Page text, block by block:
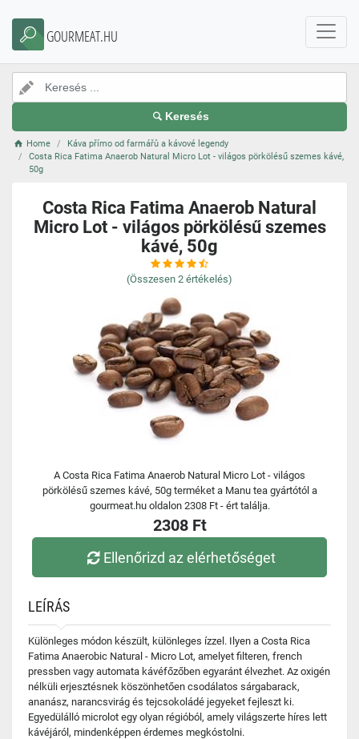
GOURMEAT.HU
Keresés
Home
Káva přímo od farmářů a kávové legendy
Costa Rica Fatima Anaerob Natural Micro Lot - világos pörkölésű szemes kávé,
50g
Costa Rica Fatima Anaerob Natural
Micro Lot - világos pörkölésű szemes
kávé, 50g
(Összesen 2 értékelés)
A Costa Rica Fatima Anaerob Natural Micro Lot - világos
pörkölésű szemes kávé, 50g terméket a Manu tea gyártótól a
gourmeat.hu oldalon 2308 Ft - ért találja.
2308 Ft
Ellenőrizd az elérhetőséget
LEÍRÁS
Különleges módon készült, különleges ízzel. Ilyen a Costa Rica
Fatima Anaerobic Natural - Micro Lot, amelyet filteren, french
pressben vagy automata kávéfőzőben egyaránt élvezhet. Az oxigén
nélküli erjesztésnek köszönhetően csodálatos sárgabarack,
ananász, narancsvirág és tejcsokoládé jegyeket fejleszt ki.
Egyedülálló microlot egy olyan régióból, amely világszerte híres lett
kávéjáról, mindenképpen érdemes megkóstolni.